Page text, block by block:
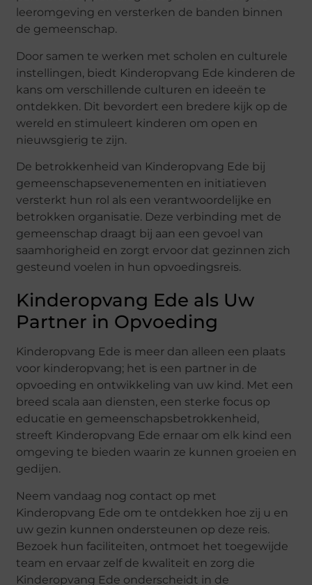
leeromgeving en versterken de banden binnen
de gemeenschap.
Door samen te werken met scholen en culturele
instellingen, biedt Kinderopvang Ede kinderen de
kans om verschillende culturen en ideeën te
ontdekken. Dit bevordert een bredere kijk op de
wereld en stimuleert kinderen om open en
nieuwsgierig te zijn.
De betrokkenheid van Kinderopvang Ede bij
gemeenschapsevenementen en initiatieven
versterkt hun rol als een verantwoordelijke en
betrokken organisatie. Deze verbinding met de
gemeenschap draagt bij aan een gevoel van
saamhorigheid en zorgt ervoor dat gezinnen zich
gesteund voelen in hun opvoedingsreis.
Kinderopvang Ede als Uw
Partner in Opvoeding
Kinderopvang Ede is meer dan alleen een plaats
voor kinderopvang; het is een partner in de
opvoeding en ontwikkeling van uw kind. Met een
breed scala aan diensten, een sterke focus op
educatie en gemeenschapsbetrokkenheid,
streeft Kinderopvang Ede ernaar om elk kind een
omgeving te bieden waarin ze kunnen groeien en
gedijen.
Neem vandaag nog contact op met
Kinderopvang Ede om te ontdekken hoe zij u en
uw gezin kunnen ondersteunen op deze reis.
Bezoek hun faciliteiten, ontmoet het toegewijde
team en ervaar zelf de kwaliteit en zorg die
Kinderopvang Ede onderscheidt in de